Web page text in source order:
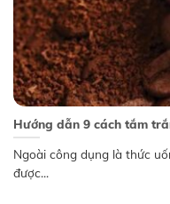
Hướng dẫn 9 cách tắm
Ngoài công dụng là thức
được...